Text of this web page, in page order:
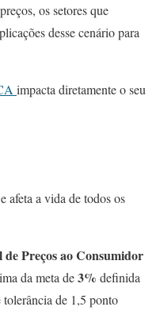
os setores que
desse cenário para
impacta diretamente o seu
afeta a vida de todos os
Preços ao Consumidor
da meta de3% definida
de 1,5 ponto